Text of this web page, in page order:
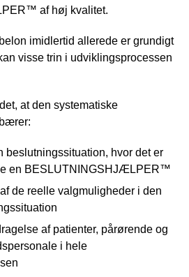
af høj kvalitet.
imidlertid allerede er grundigt
visse trin i udviklingsprocessen
at den systematiske
beslutningssituation, hvor det er
en BESLUTNINGSHJÆLPER™
de reelle valgmuligheder i den
af patienter, pårørende og
i hele